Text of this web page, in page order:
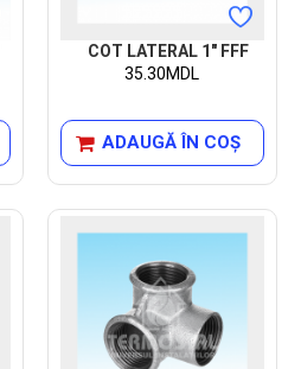
COT LATERAL 1" FFF
35.30MDL
ADAUGĂ ÎN COŞ